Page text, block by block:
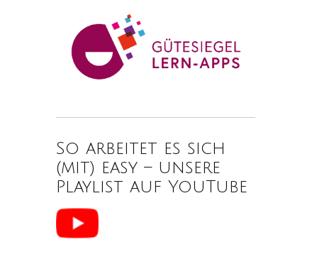
So arbeitet es sich
(mit) easy – unsere
Playlist auf YouTube